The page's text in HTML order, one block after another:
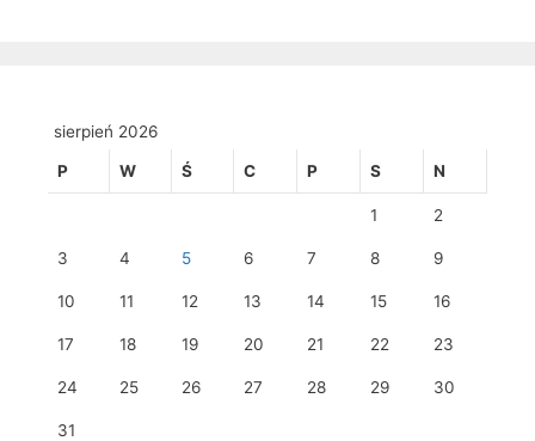
sierpień 2026
P W Ś C P S N
1 2
3 4 5 6 7 8 9
10 11 12 13 14 15 16
17 18 19 20 21 22 23
24 25 26 27 28 29 30
31